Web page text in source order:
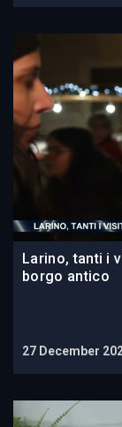
Larino, tanti i
borgo antico
27 December